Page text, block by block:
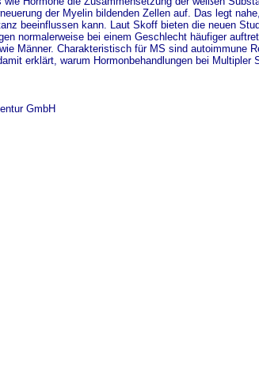
der Myelin bildenden Zellen auf. Das legt
beeinflussen kann. Laut Skoff bieten die neuen
normalerweise bei einem Geschlecht häufiger
Männer. Charakteristisch für MS sind autoimmune
erklärt, warum Hormonbehandlungen bei Multipler
GmbH